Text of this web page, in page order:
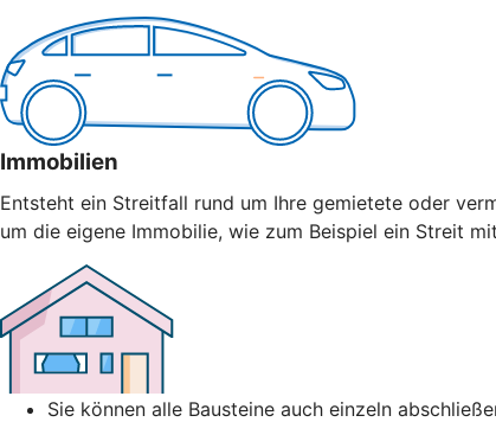
Immobilien
Entsteht ein Streitfall rund um Ihre gemietete oder
um die eigene Immobilie, wie zum Beispiel ein Streit
Sie können alle Bausteine auch einzeln